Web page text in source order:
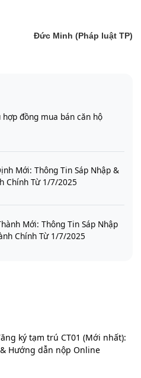
Đức Minh (Pháp luật TP)
đồng mua bán căn hộ
Mới: Thông Tin Sáp Nhập &
Chính Từ 1/7/2025
Mới: Thông Tin Sáp Nhập
Chính Từ 1/7/2025
ký tạm trú CT01 (Mới nhất):
Hướng dẫn nộp Online